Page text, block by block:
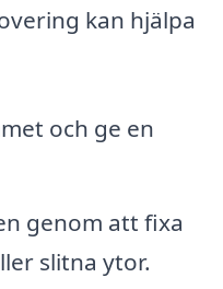
kan hjälpa
och ge en
genom att fixa
slitna ytor.